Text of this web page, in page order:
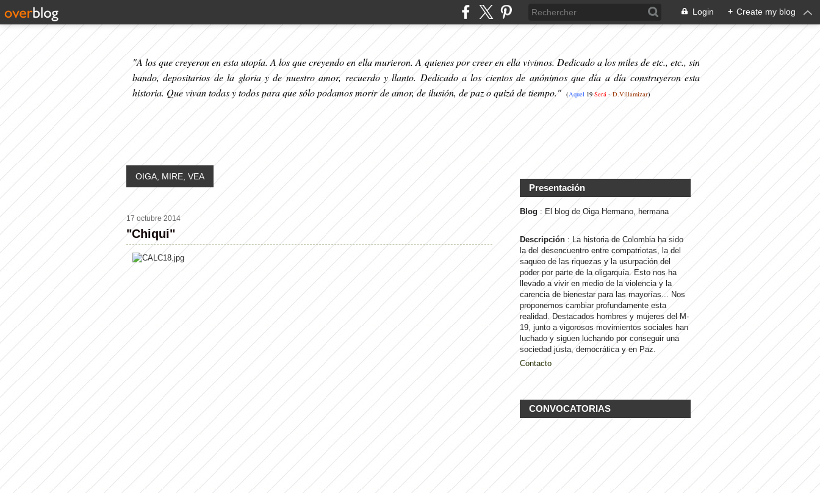
Login + Create my blog
"A los que creyeron en esta utopía. A los que creyendo en ella murieron. A quienes por creer en ella vivimos. Dedicado a los miles de etc., etc., sin
bando, depositarios de la gloria y de nuestro amor, recuerdo y llanto. Dedicado a los cientos de anónimos que día a día construyeron esta
historia. Que vivan todas y todos para que sólo podamos morir de amor, de ilusión, de paz o quizá de tiempo." (Aquel 19 Será - D.Villamizar)
OIGA, MIRE, VEA
17 octubre 2014
"Chiqui"
Presentación
Blog : El blog de Oiga Hermano, hermana
Descripción : La historia de Colombia ha sido
la del desencuentro entre compatriotas, la del
saqueo de las riquezas y la usurpación del
poder por parte de la oligarquía. Esto nos ha
llevado a vivir en medio de la violencia y la
carencia de bienestar para las mayorías... Nos
proponemos cambiar profundamente esta
realidad. Destacados hombres y mujeres del M-
19, junto a vigorosos movimientos sociales han
luchado y siguen luchando por conseguir una
sociedad justa, democrática y en Paz.
Contacto
CONVOCATORIAS